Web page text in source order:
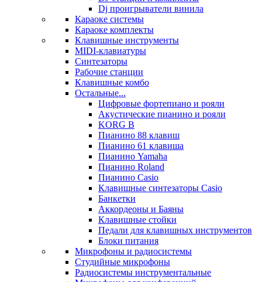
Dj проигрыватели винила
Караоке системы
Караоке комплекты
Клавишные инструменты
MIDI-клавиатуры
Синтезаторы
Рабочие станции
Клавишные комбо
Остальные...
Цифровые фортепиано и рояли
Акустические пианино и рояли
KORG B
Пианино 88 клавиш
Пианино 61 клавиша
Пианино Yamaha
Пианино Roland
Пианино Casio
Клавишные синтезаторы Casio
Банкетки
Аккордеоны и Баяны
Клавишные стойки
Педали для клавишных инструментов
Блоки питания
Микрофоны и радиосистемы
Студийные микрофоны
Радиосистемы инструментальные